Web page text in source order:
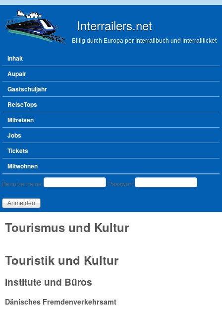
Interrailers.net
Billig durch Europa per Interrailbuch und Interrailticket
Hauptmenü
Inhalt
Aupair
Gastschuljahr
ReiseTops
Mitreisen
Jobs
Tickets
Mitwohnen
Benutzeranmeldung
Benutzername Passwort
Tourismus und Kultur
Touristik und Kultur
Institute und Büros
Dänisches Fremdenverkehrsamt